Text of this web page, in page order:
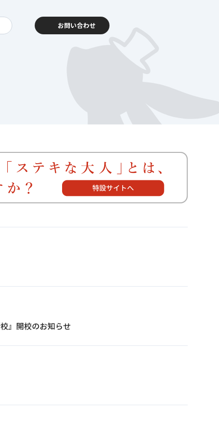
らしを支える
ス一覧へ
お問い合わせ
』開校のお知らせ